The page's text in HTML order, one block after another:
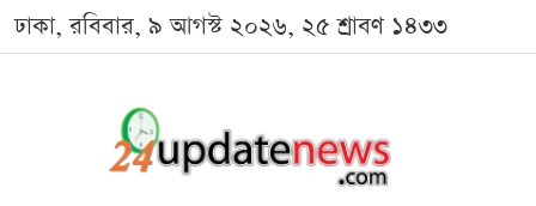
ঢাকা, রবিবার, ৯ আগস্ট ২০২৬, ২৫ শ্রাবণ ১৪৩৩